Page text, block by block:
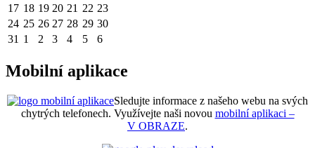
17 18 19 20 21 22 23
24 25 26 27 28 29 30
31 1 2 3 4 5 6
Mobilní aplikace
Sledujte informace z našeho webu na svých
chytrých telefonech. Využívejte naši novou mobilní aplikaci –
V OBRAZE.